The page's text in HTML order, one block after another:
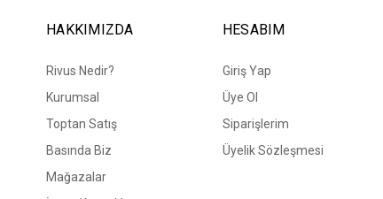
HAKKIMIZDA
Rivus Nedir?
Kurumsal
Toptan Satış
Basında Biz
Mağazalar
HESABIM
Giriş Yap
Üye Ol
Siparişlerim
Üyelik Sözleşmesi